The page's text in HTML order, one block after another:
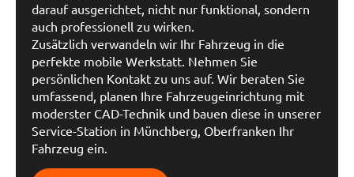
darauf ausgerichtet, nicht nur funktional, sondern
auch professionell zu wirken.
Zusätzlich verwandeln wir Ihr Fahrzeug in die
perfekte mobile Werkstatt. Nehmen Sie
persönlichen Kontakt zu uns auf. Wir beraten Sie
umfassend, planen Ihre Fahrzeugeinrichtung mit
moderster CAD-Technik und bauen diese in unserer
Service-Station in Münchberg, Oberfranken Ihr
Fahrzeug ein.